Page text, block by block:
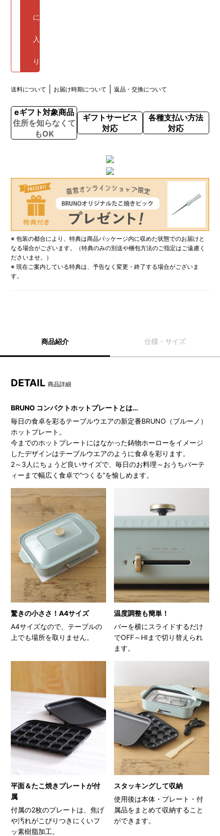
に
入
り
送料について お届け時期について 返品・交換について
eギフト対象商品
住所を知らなくて
もOK
ギフトサービス
対応
各種支払い方法
対応
※ 包装の都合により、特典は商品パッケージ内に収めた状態でのお届けと
なる場合がございます。（特典のみの別送や梱包方法のご指定はご遠慮く
ださいませ。）
※ 現在ご案内している特典は、予告なく変更・終了する場合がございま
す。
商品紹介 仕様・サイズ
DETAIL商品詳細
BRUNO コンパクトホットプレートとは…
毎日の食卓を彩るテーブルウエアの新定番BRUNO（ブルーノ）
ホットプレート。
今までのホットプレートにはなかった鋳物ホーローをイメージ
したデザインはテーブルウエアのように食卓を彩ります。
2～3人にちょうど良いサイズで、毎日のお料理～おうちパーテ
ィーまで幅広く食卓で“つくる”を愉しめます。
驚きの小ささ！A4サイズ
A4サイズなので、テーブルの
上でも場所を取りません。
温度調整も簡単！
バーを横にスライドするだけ
でOFF～HIまで切り替えられ
ます。
平面＆たこ焼きプレートが付
属
付属の2枚のプレートは、焦げ
や汚れがこびりつきにくいフ
ッ素樹脂加工。
スタッキングして収納
使用後は本体・プレート・付
属品をまとめて収納すること
ができます。